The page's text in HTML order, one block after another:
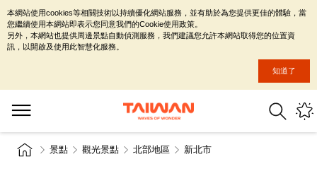
景點 觀光景點 北部地區 新北市
本網站使用cookies等相關技術以持續優化網站服務，並有助於為您提供更佳的體驗，當
您繼續使用本網站即表示您同意我們的Cookie使用政策。
另外，本網站也提供周邊景點自動偵測服務，我們建議您允許本網站取得您的位置資
訊，以開啟及使用此智慧化服務。
知道了